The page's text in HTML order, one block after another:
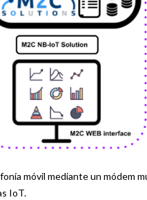
móvil mediante un módem
IoT.